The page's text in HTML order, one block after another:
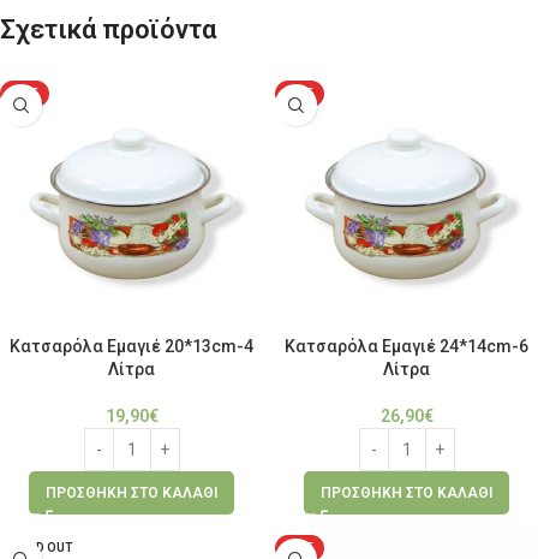
Σχετικά προϊόντα
HOT
Κατσαρόλα Εμαγιέ 20*13cm-4
Λίτρα
19,90€
ΠΡΟΣΘΉΚΗ ΣΤΟ ΚΑΛΆΘΙ
HOT
Κατσαρόλα Εμαγιέ 24*14cm-6
Λίτρα
26,90€
ΠΡΟΣΘΉΚΗ ΣΤΟ ΚΑΛΆΘΙ
SOLD OUT HOT